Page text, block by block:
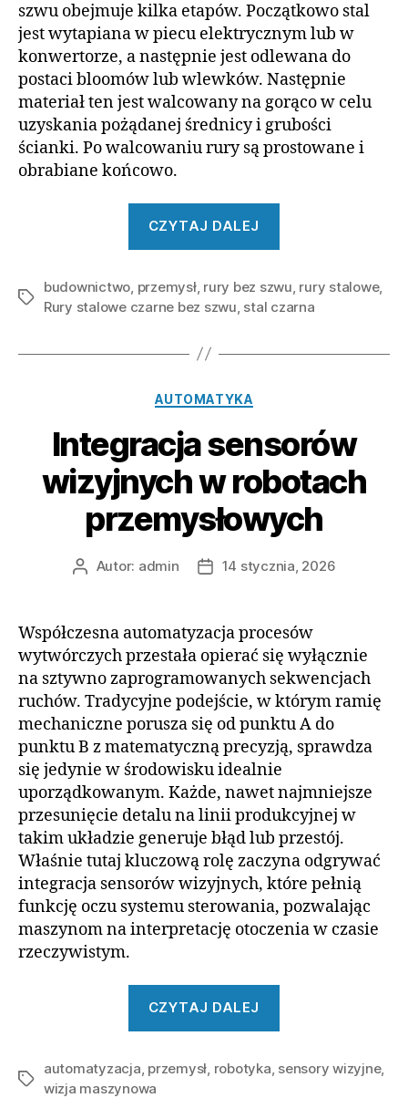
szwu obejmuje kilka etapów. Początkowo stal
jest wytapiana w piecu elektrycznym lub w
konwertorze, a następnie jest odlewana do
postaci bloomów lub wlewków. Następnie
materiał ten jest walcowany na gorąco w celu
uzyskania pożądanej średnicy i grubości
ścianki. Po walcowaniu rury są prostowane i
obrabiane końcowo.
CZYTAJ DALEJ
bez
szwu.
informacje”
Tagi
budownictwo przemysł, rury bez szwu rury stalowe,
Rury stalowe czarne bez szwu stal czarna
Kategorie
AUTOMATYKA
Integracja sensorów
wizyjnych w robotach
przemysłowych
AutorAutor: admin
Data14 stycznia, 2026
Współczesna automatyzacja procesów
wytwórczych przestała opierać się wyłącznie
na sztywno zaprogramowanych sekwencjach
ruchów. Tradycyjne podejście, w którym ramię
mechaniczne porusza się od punktu A do
punktu B z matematyczną precyzją, sprawdza
się jedynie w środowisku idealnie
uporządkowanym. Każde, nawet najmniejsze
przesunięcie detalu na linii produkcyjnej w
takim układzie generuje błąd lub przestój.
Właśnie tutaj kluczową rolę zaczyna odgrywać
integracja sensorów wizyjnych, które pełnią
funkcję oczu systemu sterowania, pozwalając
maszynom na interpretację otoczenia w czasie
rzeczywistym.
CZYTAJ DALEJ
w
Tagi
automatyzacja przemysł robotyka sensory wizyjne,
wizja maszynowa